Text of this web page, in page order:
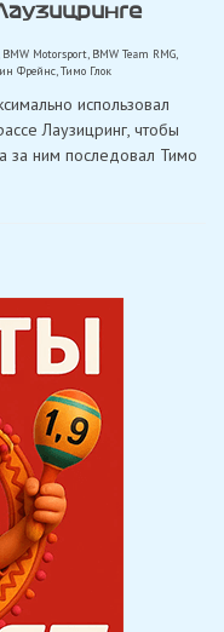
BMW Motorsport, BMW Team RMG
Фрейнс,Тимо Глок
использовал
Лаузицринг, чтобы
за ним последовал Тимо